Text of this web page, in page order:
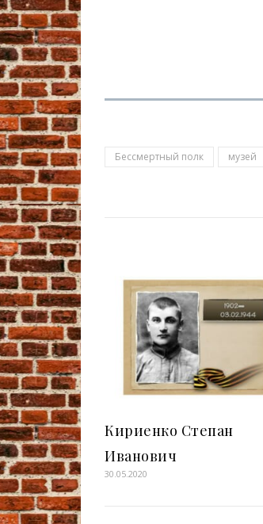
Бессмертный полк музей
Кириенко Степан
Иванович
30.05.2020